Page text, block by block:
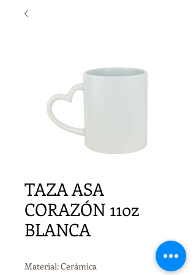
TAZA ASA
CORAZÓN 11oz
BLANCA
Material: Cerámica